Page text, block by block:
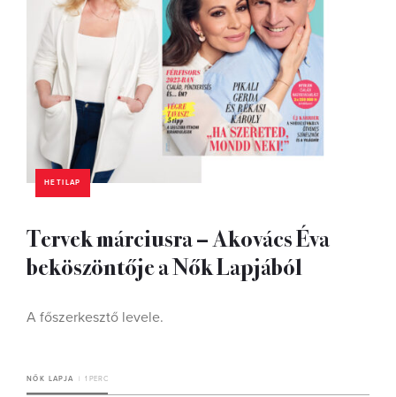
HETILAP
Tervek márciusra – Akovács Éva
beköszöntője a Nők Lapjából
A főszerkesztő levele.
NŐK LAPJA 1 PERC